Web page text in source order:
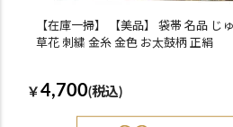
【在庫一掃】 【美品】 袋帯 名品 じ
草花 刺繍 金糸 金色 お太鼓柄 正絹
￥ 4,700(税込)